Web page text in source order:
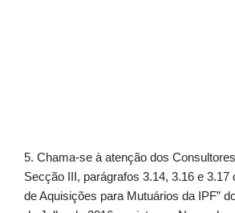
5. Chama-se à atenção dos
Secção III, parágrafos 3.14, 3.16 e 3.17
de Aquisições para Mutuários da IPF”